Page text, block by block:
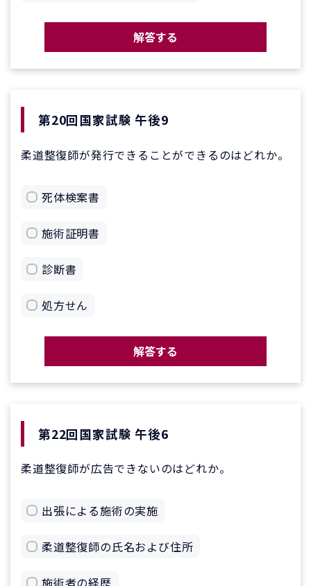
解答する
第20回国家試験 午後9
柔道整復師が発行できることができるのはどれか。
死体検案書
施術証明書
診断書
処方せん
解答する
第22回国家試験 午後6
柔道整復師が広告できないのはどれか。
出張による施術の実施
柔道整復師の氏名および住所
施術者の経歴